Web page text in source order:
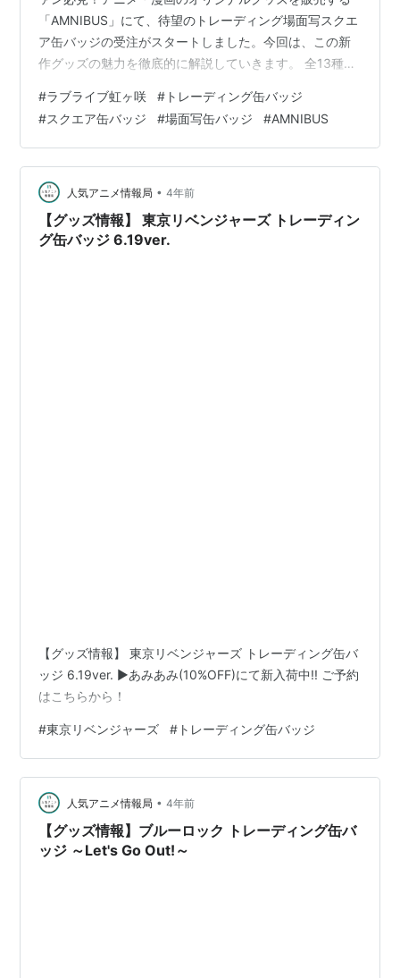
「AMNIBUS」にて、待望のトレーディング場面写スクエ
ア缶バッジの受注がスタートしました。今回は、この新
作グッズの魅力を徹底的に解説していきます。 全13種の
品詳細 予約購入特典も充実！ どこで買えるの？ なぜこ
の缶バッジが人気を集めるのか？ まとめ 全13種の描き下
ろしイラストが魅力！あなたの推しキャラは？ 今回の缶
バッジは、高咲 侑、上原 歩夢、中須 かすみなど、人気
のキャラクターたちが勢ぞろい。それぞれが持つ魅力が
最大限に引き出された描…
#ラブライブ虹ヶ咲 # トレーディング缶バッジ
#スクエア缶バッジ #場面写缶バッジ #AMNIBUS
人気アニメ情報局 • 4年前
【グッズ情報】 東京リベンジャーズ トレーディン
グ缶バッジ 6.19ver.
【グッズ情報】 東京リベンジャーズ トレーディング缶バ
ッジ 6.19ver. ▶あみあみ(10%OFF)にて新入荷中!! ご予約
はこちらから！
#東京リベンジャーズ # トレーディング缶バッジ
人気アニメ情報局 • 4年前
【グッズ情報】ブルーロック トレーディング缶バ
ッジ ～Let's Go Out!～